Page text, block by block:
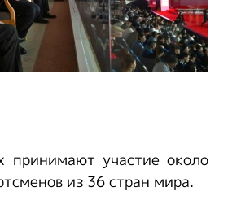
принимают участие около
из 36 стран мира.